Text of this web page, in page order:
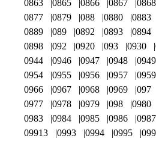
0863
0865 0866 0867 0868
0877
0879 088 0880 0883
0889
089 0892 0893 0894
0898
092 0920 093 0930
0944
0946 0947 0948 0949
0954
0955 0956 0957 0959
0966
0967 0968 0969 097
0977
0978 0979 098 0980
0983
0984 0985 0986 0987
09913
0993 0994 0995